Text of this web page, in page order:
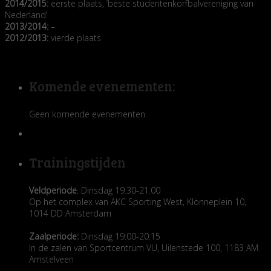
2014/2015: eerste plaats, ‘beste studentenkorfbalvereniging van
Nederland’
2013/2014: –
2012/2013: vierde plaats
Komende evenementen:
Geen komende evenementen
Trainingstijden
Veldperiode: Dinsdag 19.30-21.00
Op het complex van AKC Sporting West, Klönneplein 10,
1014 DD Amsterdam
Zaalperiode: Dinsdag 19:00-20.15
In de zalen van Sportcentrum VU, Uilenstede 100, 1183 AM
Amstelveen